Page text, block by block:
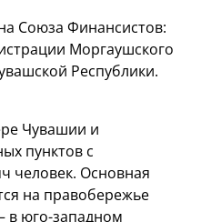
Союза Финансистов:
Моргаушского
Республики.
Чувашии и
пунктов с
человек. Основная
на правобережье
в юго-западном